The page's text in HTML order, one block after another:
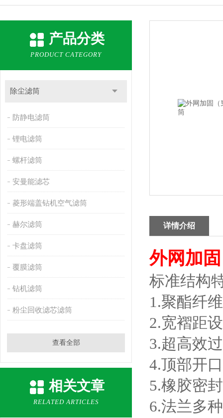
产品分类
PRODUCT CATEGORY
除尘滤筒
防静电滤筒
锂电滤筒
螺杆滤筒
安曼能滤芯
菱形端盖钻机空气滤筒
赫尔滤筒
卡盘滤筒
覆膜滤筒
钻机滤筒
粉尘回收滤芯滤筒
查看全部
相关文章
RELATED ARTICLES
详情介绍
外网加
标准结构
1.聚酯纤
2.宽褶距
3.超高效
4.顶部开
5.橡胶密封
6.法兰多